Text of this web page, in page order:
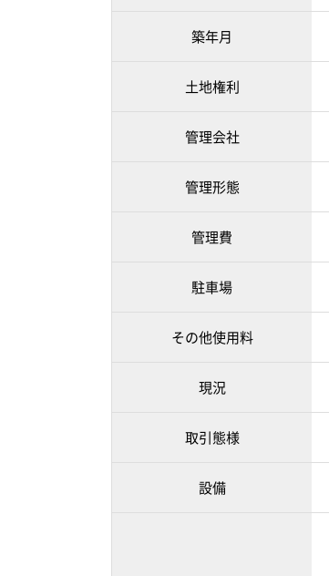
築年月
土地権利
管理会社
管理形態
管理費
駐車場
その他使用料
現況
取引態様
設備